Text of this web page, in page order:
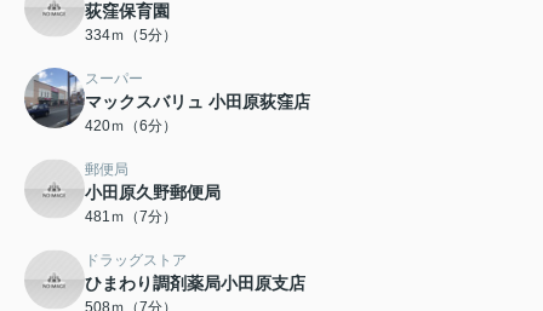
荻窪保育園
334ｍ（5分）
スーパー
マックスバリュ 小田原荻窪店
420ｍ（6分）
郵便局
小田原久野郵便局
481ｍ（7分）
ドラッグストア
ひまわり調剤薬局小田原支店
508ｍ（7分）